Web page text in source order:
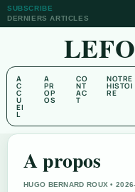
SUBSCRIBE
DERNIERS ARTICLES
A
C
C
U
EI
L
A
PR
OP
OS
CO
NT
AC
T
NOTRE
HISTOI
RE
A propos
HUGO BERNARD ROUX •